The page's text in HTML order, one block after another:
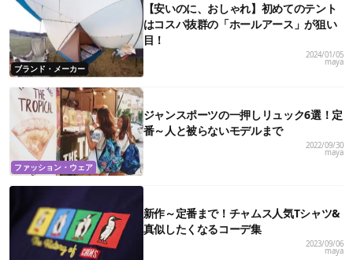
ブランド・メーカー
【安いのに、おしゃれ】初めてのテント
はコスパ抜群の「ホールアース」が狙い
目！
2024/01/05
maya
ファッション・ウェア
ジャンスポーツの一押しリュック6選！定
番～人と被らないモデルまで
2022/09/30
maya
新作～定番まで！チャムス人気Tシャツ&
真似したくなるコーデ集
2023/09/06
maya